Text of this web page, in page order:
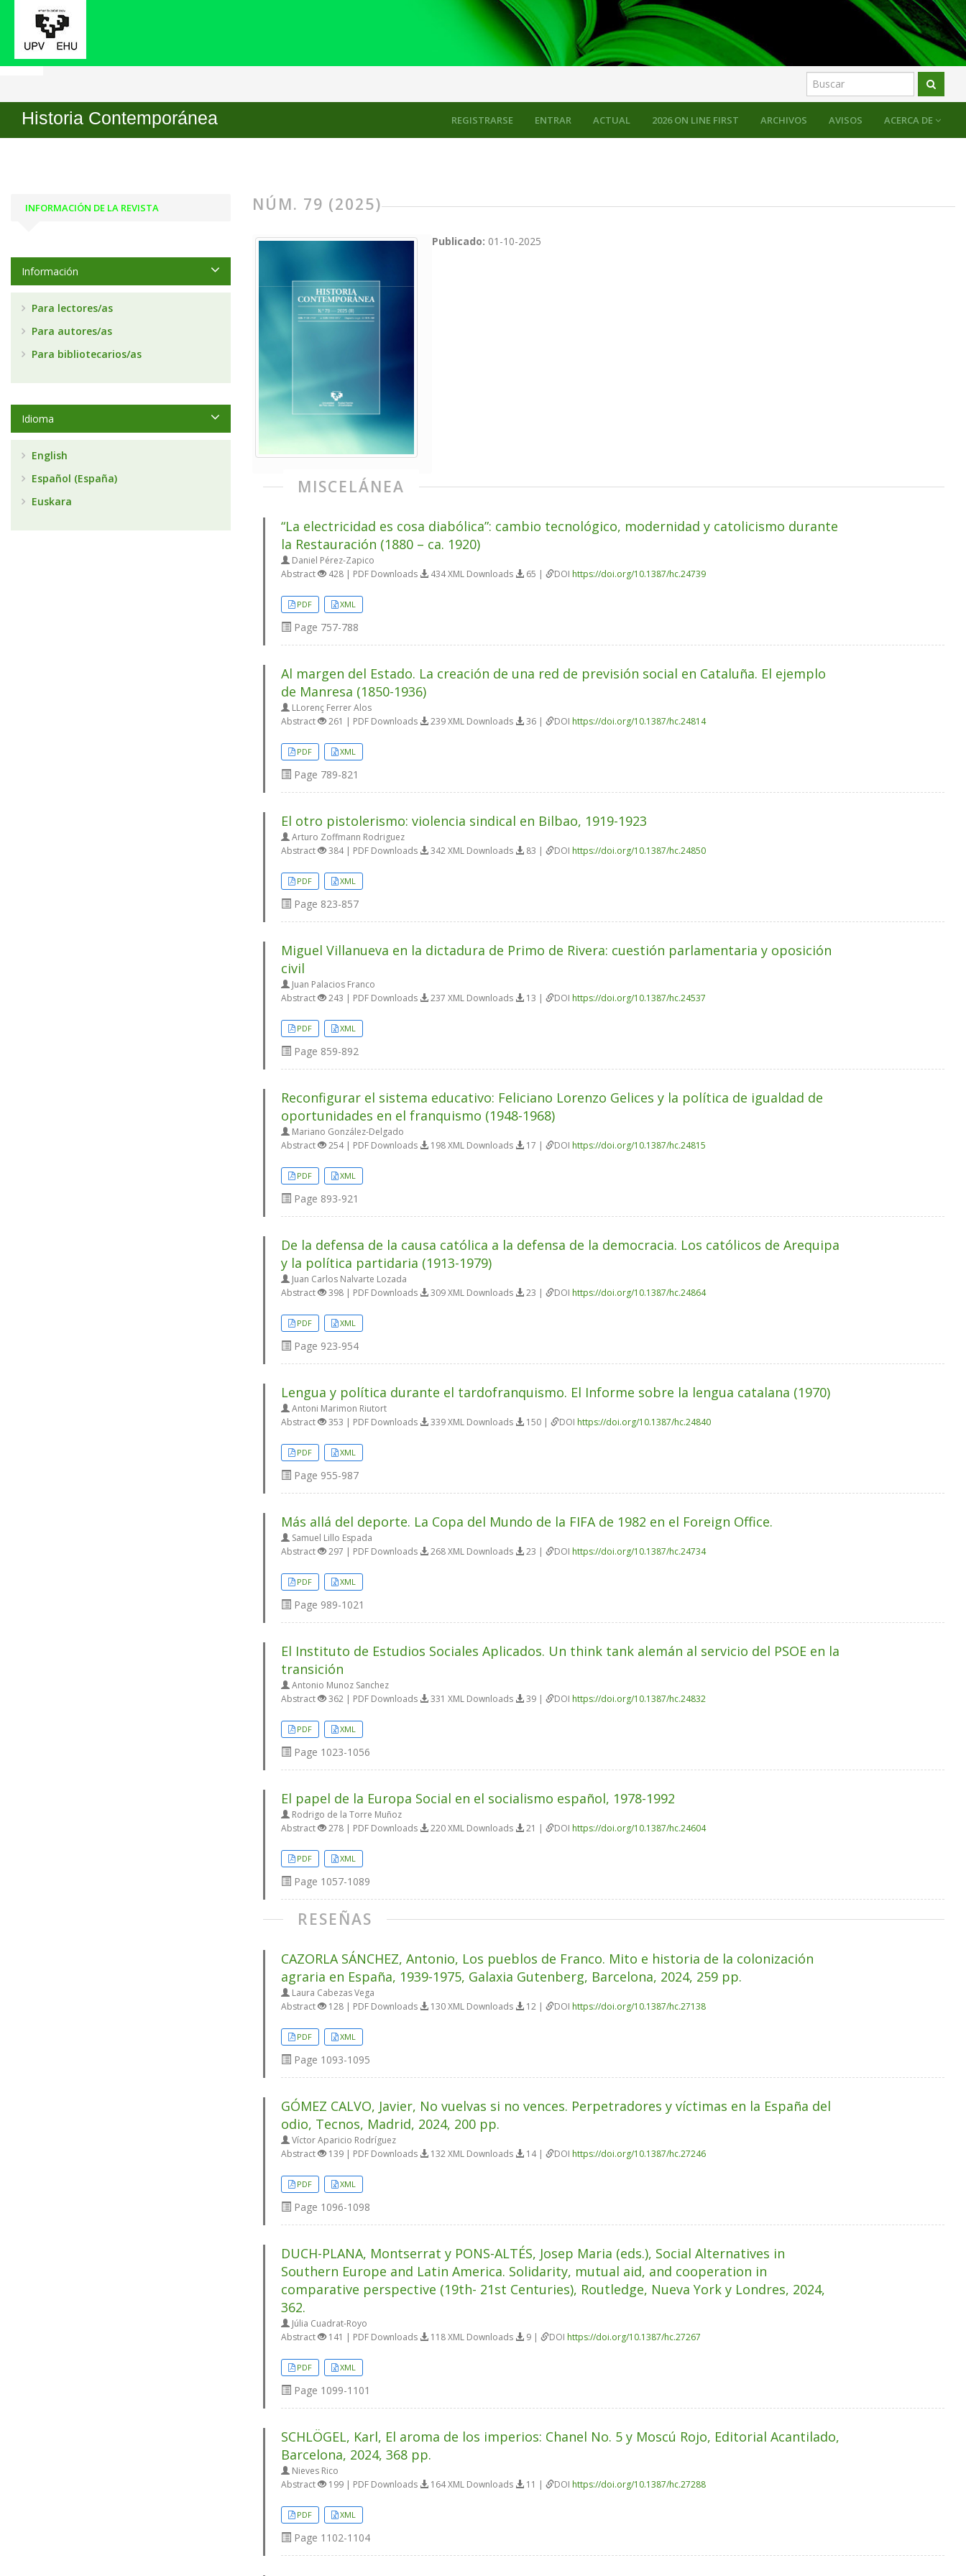
ACTUAL 2026 ON LINE FIRST ARCHIVOS AVISOS ACERCA DE
REGISTRARSE ENTRAR
Historia Contemporánea
Inicio Archivos Núm. 79 (2025)
NÚM. 79 (2025)
Publicado: 01-10-2025
MISCELÁNEA
“La electricidad es cosa diabólica”: cambio tecnológico, modernidad y catolicismo durante
la Restauración (1880 – ca. 1920)
Daniel Pérez-Zapico
Abstract
428 | PDF Downloads 434 XML Downloads 65 | DOI https://doi.org/10.1387/hc.24739
PDF XML
Page 757-788
Al margen del Estado. La creación de una red de previsión social en Cataluña. El ejemplo
de Manresa (1850-1936)
LLorenç Ferrer Alos
Abstract
261 | PDF Downloads 239 XML Downloads 36 | DOI https://doi.org/10.1387/hc.24814
PDF XML
Page 789-821
El otro pistolerismo: violencia sindical en Bilbao, 1919-1923
Arturo Zoffmann Rodriguez
Abstract
384 | PDF Downloads 342 XML Downloads 83 | DOI https://doi.org/10.1387/hc.24850
PDF XML
Page 823-857
Miguel Villanueva en la dictadura de Primo de Rivera: cuestión parlamentaria y oposición
civil
Juan Palacios Franco
Abstract
243 | PDF Downloads 237 XML Downloads 13 | DOI https://doi.org/10.1387/hc.24537
PDF XML
Page 859-892
Reconfigurar el sistema educativo: Feliciano Lorenzo Gelices y la política de igualdad de
oportunidades en el franquismo (1948-1968)
Mariano González-Delgado
Abstract
254 | PDF Downloads 198 XML Downloads 17 | DOI https://doi.org/10.1387/hc.24815
PDF XML
Page 893-921
De la defensa de la causa católica a la defensa de la democracia. Los católicos de Arequipa
y la política partidaria (1913-1979)
Juan Carlos Nalvarte Lozada
Abstract
398 | PDF Downloads 309 XML Downloads 23 | DOI https://doi.org/10.1387/hc.24864
PDF XML
Page 923-954
Lengua y política durante el tardofranquismo. El Informe sobre la lengua catalana (1970)
Antoni Marimon Riutort
Abstract
353 | PDF Downloads 339 XML Downloads 150 | DOI https://doi.org/10.1387/hc.24840
PDF XML
Page 955-987
Más allá del deporte. La Copa del Mundo de la FIFA de 1982 en el Foreign Office.
Samuel Lillo Espada
Abstract
297 | PDF Downloads 268 XML Downloads 23 | DOI https://doi.org/10.1387/hc.24734
PDF XML
Page 989-1021
El Instituto de Estudios Sociales Aplicados. Un think tank alemán al servicio del PSOE en la
transición
Antonio Munoz Sanchez
Abstract
362 | PDF Downloads 331 XML Downloads 39 | DOI https://doi.org/10.1387/hc.24832
PDF XML
Page 1023-1056
El papel de la Europa Social en el socialismo español, 1978-1992
Rodrigo de la Torre Muñoz
Abstract
278 | PDF Downloads 220 XML Downloads 21 | DOI https://doi.org/10.1387/hc.24604
PDF XML
Page 1057-1089
RESEÑAS
CAZORLA SÁNCHEZ, Antonio, Los pueblos de Franco. Mito e historia de la colonización
agraria en España, 1939-1975, Galaxia Gutenberg, Barcelona, 2024, 259 pp.
Laura Cabezas Vega
Abstract
128 | PDF Downloads 130 XML Downloads 12 | DOI https://doi.org/10.1387/hc.27138
PDF XML
Page 1093-1095
GÓMEZ CALVO, Javier, No vuelvas si no vences. Perpetradores y víctimas en la España del
odio, Tecnos, Madrid, 2024, 200 pp.
Víctor Aparicio Rodríguez
Abstract
139 | PDF Downloads 132 XML Downloads 14 | DOI https://doi.org/10.1387/hc.27246
PDF XML
Page 1096-1098
DUCH-PLANA, Montserrat y PONS-ALTÉS, Josep Maria (eds.), Social Alternatives in
Southern Europe and Latin America. Solidarity, mutual aid, and cooperation in
comparative perspective (19th- 21st Centuries), Routledge, Nueva York y Londres, 2024,
362.
Júlia Cuadrat-Royo
Abstract
141 | PDF Downloads 118 XML Downloads 9 | DOI https://doi.org/10.1387/hc.27267
PDF XML
Page 1099-1101
SCHLÖGEL, Karl, El aroma de los imperios: Chanel No. 5 y Moscú Rojo, Editorial Acantilado,
Barcelona, 2024, 368 pp.
Nieves Rico
Abstract
199 | PDF Downloads 164 XML Downloads 11 | DOI https://doi.org/10.1387/hc.27288
PDF XML
Page 1102-1104
INFORMACIÓN DE LA REVISTA
Información
Para lectores/as
Para autores/as
Para bibliotecarios/as
Idioma
English
Español (España)
Euskara